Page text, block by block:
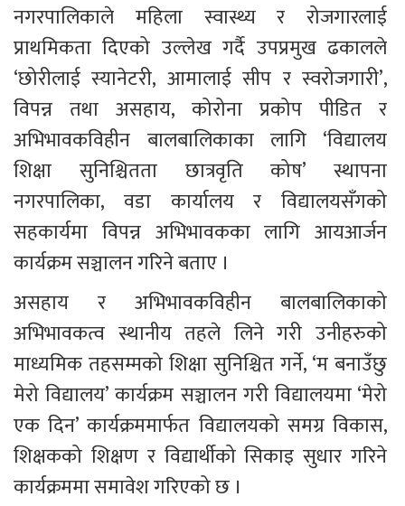
नगरपालिकाले महिला स्वास्थ्य र रोजगारलाई
प्राथमिकता दिएको उल्लेख गर्दै उपप्रमुख ढकालले
‘छोरीलाई स्यानेटरी, आमालाई सीप र स्वरोजगारी’,
विपन्न तथा असहाय, कोरोना प्रकोप पीडित र
अभिभावकविहीन बालबालिकाका लागि ‘विद्यालय
शिक्षा सुनिश्चितता छात्रवृति कोष’ स्थापना
नगरपालिका, वडा कार्यालय र विद्यालयसँगको
सहकार्यमा विपन्न अभिभावकका लागि आयआर्जन
कार्यक्रम सञ्चालन गरिने बताए ।
असहाय र अभिभावकविहीन बालबालिकाको
अभिभावकत्व स्थानीय तहले लिने गरी उनीहरुको
माध्यमिक तहसम्मको शिक्षा सुनिश्चित गर्ने, ‘म बनाउँछु
मेरो विद्यालय’ कार्यक्रम सञ्चालन गरी विद्यालयमा ‘मेरो
एक दिन’ कार्यक्रममार्फत विद्यालयको समग्र विकास,
शिक्षकको शिक्षण र विद्यार्थीको सिकाइ सुधार गरिने
कार्यक्रममा समावेश गरिएको छ ।